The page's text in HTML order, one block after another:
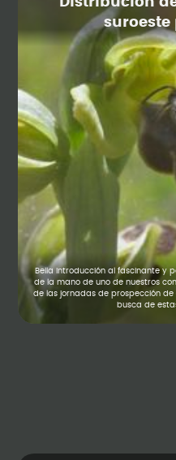
Bella introducción al fascinante y
de la mano de uno de nuestros
de las jornadas de prospección de
busca de